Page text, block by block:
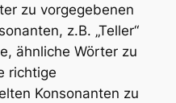
zu vorgegebenen
z.B. „Teller“
ähnliche Wörter zu
richtige
Konsonanten zu